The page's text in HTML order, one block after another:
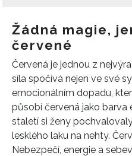
Žádná magie,
červené
Červená je jednou z
síla spočívá nejen ve své
emocionálním dopadu,
působí červená jako barva
staletí si ženy
lesklého laku na nehty.
Nebezpečí, energie a